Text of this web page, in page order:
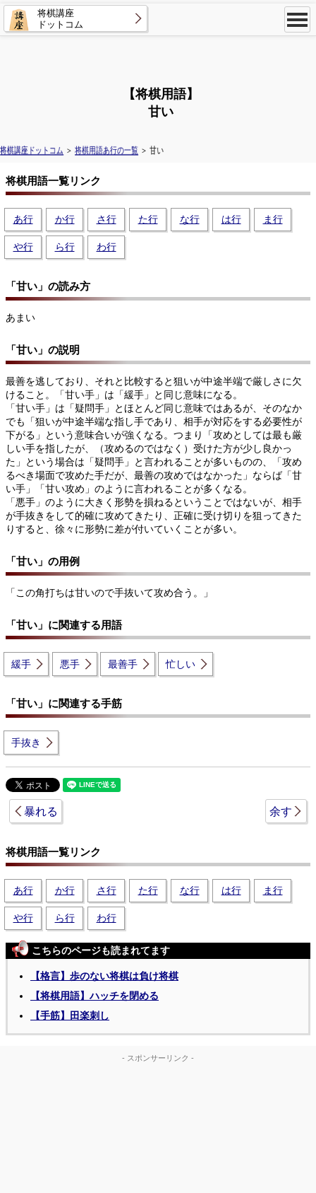
将棋講座
ドットコム
【将棋用語】
甘い
将棋講座ドットコム ＞ 将棋用語あ行の一覧 ＞ 甘い
将棋用語一覧リンク
あ行 か行 さ行 た行 な行 は行 ま行
や行 ら行 わ行
「甘い」の読み方
あまい
「甘い」の説明
最善を逃しており、それと比較すると狙いが中途半端で厳しさに欠
けること。「甘い手」は「緩手」と同じ意味になる。
「甘い手」は「疑問手」とほとんど同じ意味ではあるが、そのなか
でも「狙いが中途半端な指し手であり、相手が対応をする必要性が
下がる」という意味合いが強くなる。つまり「攻めとしては最も厳
しい手を指したが、（攻めるのではなく）受けた方が少し良かっ
た」という場合は「疑問手」と言われることが多いものの、「攻め
るべき場面で攻めた手だが、最善の攻めではなかった」ならば「甘
い手」「甘い攻め」のように言われることが多くなる。
「悪手」のように大きく形勢を損ねるということではないが、相手
が手抜きをして的確に攻めてきたり、正確に受け切りを狙ってきた
りすると、徐々に形勢に差が付いていくことが多い。
「甘い」の用例
「この角打ちは甘いので手抜いて攻め合う。」
「甘い」に関連する用語
緩手 悪手 最善手 忙しい
「甘い」に関連する手筋
手抜き
暴れる 余す
将棋用語一覧リンク
あ行 か行 さ行 た行 な行 は行 ま行
や行 ら行 わ行
こちらのページも読まれてます
【格言】歩のない将棋は負け将棋
【将棋用語】ハッチを閉める
【手筋】田楽刺し
- スポンサーリンク -